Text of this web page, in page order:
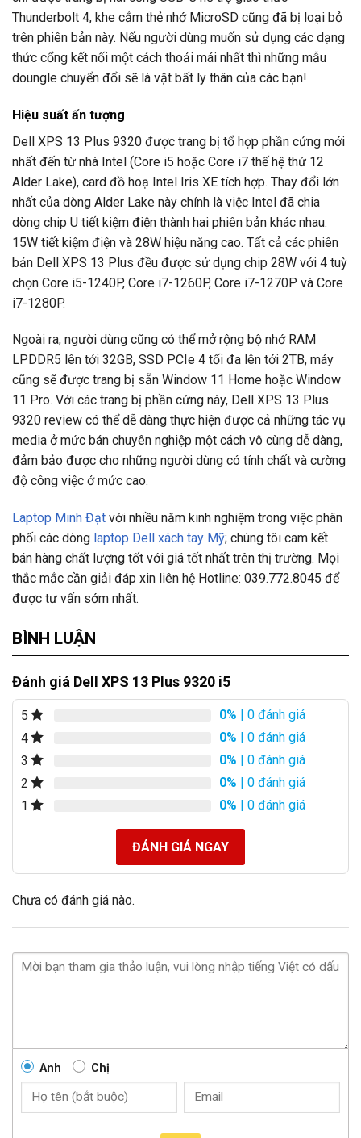
Thunderbolt 4, khe cắm thẻ nhớ MicroSD cũng đã bị loại bỏ
trên phiên bản này. Nếu người dùng muốn sử dụng các dạng
thức cổng kết nối một cách thoải mái nhất thì những mẫu
doungle chuyển đổi sẽ là vật bất ly thân của các bạn!
Hiệu suất ấn tượng
Dell XPS 13 Plus 9320 được trang bị tổ hợp phần cứng mới
nhất đến từ nhà Intel (Core i5 hoặc Core i7 thế hệ thứ 12
Alder Lake), card đồ hoạ Intel Iris XE tích hợp. Thay đổi lớn
nhất của dòng Alder Lake này chính là việc Intel đã chia
dòng chip U tiết kiệm điện thành hai phiên bản khác nhau:
15W tiết kiệm điện và 28W hiệu năng cao. Tất cả các phiên
bản Dell XPS 13 Plus đều được sử dụng chip 28W với 4 tuỳ
chọn Core i5-1240P, Core i7-1260P, Core i7-1270P và Core
i7-1280P.
Ngoài ra, người dùng cũng có thể mở rộng bộ nhớ RAM
LPDDR5 lên tới 32GB, SSD PCIe 4 tối đa lên tới 2TB, máy
cũng sẽ được trang bị sẵn Window 11 Home hoặc Window
11 Pro. Với các trang bị phần cứng này, Dell XPS 13 Plus
9320 review có thể dễ dàng thực hiện được cả những tác vụ
media ở mức bán chuyên nghiệp một cách vô cùng dễ dàng,
đảm bảo được cho những người dùng có tính chất và cường
độ công việc ở mức cao.
Laptop Minh Đạt với nhiều năm kinh nghiệm trong việc phân
phối các dòng laptop Dell xách tay Mỹ; chúng tôi cam kết
bán hàng chất lượng tốt với giá tốt nhất trên thị trường. Mọi
thắc mắc cần giải đáp xin liên hệ Hotline: 039.772.8045 để
được tư vấn sớm nhất.
BÌNH LUẬN
Đánh giá Dell XPS 13 Plus 9320 i5
5 0% | 0 đánh giá
4
0% | 0 đánh giá
3
0% | 0 đánh giá
2
0% | 0 đánh giá
1
0% | 0 đánh giá
ĐÁNH GIÁ NGAY
Chưa có đánh giá nào.
Anh Chị